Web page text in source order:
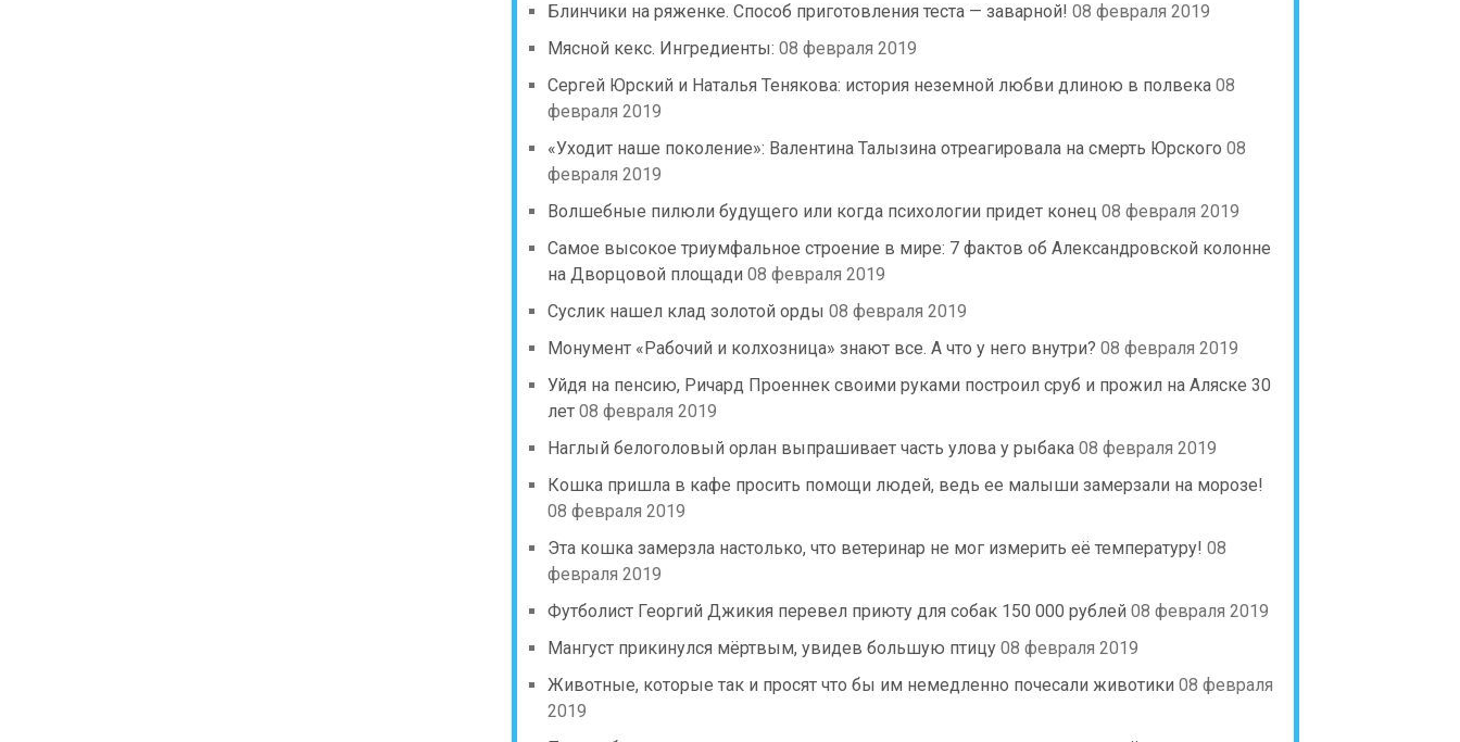
Блинчики на ряженке. Способ приготовления теста — заварной! 08 февраля 2019
Мясной кекс. Ингредиенты: 08 февраля 2019
Сергей Юрский и Наталья Тенякова: история неземной любви длиною в полвека 08
февраля 2019
«Уходит наше поколение»: Валентина Талызина отреагировала на смерть Юрского 08
февраля 2019
Волшебные пилюли будущего или когда психологии придет конец 08 февраля 2019
Самое высокое триумфальное строение в мире: 7 фактов об Александровской колонне
на Дворцовой площади 08 февраля 2019
Суслик нашел клад золотой орды 08 февраля 2019
Монумент «Рабочий и колхозница» знают все. А что у него внутри? 08 февраля 2019
Уйдя на пенсию, Ричард Проеннек своими руками построил сруб и прожил на Аляске 30
лет 08 февраля 2019
Наглый белоголовый орлан выпрашивает часть улова у рыбака 08 февраля 2019
Кошка пришла в кафе просить помощи людей, ведь ее малыши замерзали на морозе!
08 февраля 2019
Эта кошка замерзла настолько, что ветеринар не мог измерить её температуру! 08
февраля 2019
Футболист Георгий Джикия перевел приюту для собак 150 000 рублей 08 февраля 2019
Мангуст прикинулся мёртвым, увидев большую птицу 08 февраля 2019
Животные, которые так и просят что бы им немедленно почесали животики 08 февраля
2019